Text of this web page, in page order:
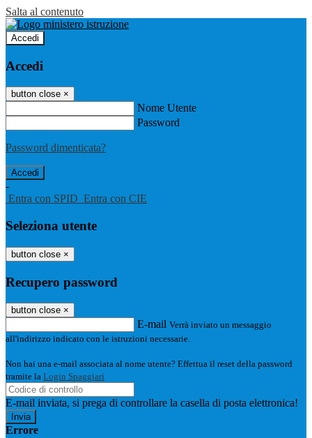
Salta al contenuto
Accedi
Accedi
button close ×
Nome Utente
Password
Password dimenticata?
-
Entra con SPID Entra con CIE
Seleziona utente
button close ×
Recupero password
button close ×
E-mail Verrà inviato un messaggio
all'indirizzo indicato con le istruzioni necessarie.
Non hai una e-mail associata al nome utente? Effettua il reset della password
tramite la Login Spaggiari
E-mail inviata, si prega di controllare la casella di posta elettronica!
Errore